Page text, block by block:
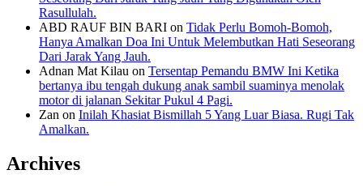
Rasullulah.
ABD RAUF BIN BARI on Tidak Perlu Bomoh-Bomoh,
Hanya Amalkan Doa Ini Untuk Melembutkan Hati Seseorang
Dari Jarak Yang Jauh.
Adnan Mat Kilau on Tersentap Pemandu BMW Ini Ketika
bertanya ibu tengah dukung anak sambil suaminya menolak
motor di jalanan Sekitar Pukul 4 Pagi.
Zan on Inilah Khasiat Bismillah 5 Yang Luar Biasa. Rugi Tak
Amalkan.
Archives